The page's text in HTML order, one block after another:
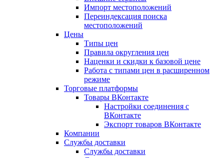
Импорт местоположений
Переиндексация поиска
местоположений
Цены
Типы цен
Правила округления цен
Наценки и скидки к базовой цене
Работа с типами цен в расширенном
режиме
Торговые платформы
Товары ВКонтакте
Настройки соединения с
ВКонтакте
Экспорт товаров ВКонтакте
Компании
Службы доставки
Службы доставки